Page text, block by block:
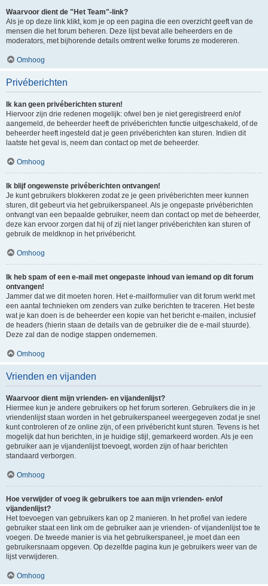
Waarvoor dient de "Het Team"-link?
Als je op deze link klikt, kom je op een pagina die een overzicht geeft van de
mensen die het forum beheren. Deze lijst bevat alle beheerders en de
moderators, met bijhorende details omtrent welke forums ze modereren.
Omhoog
Privéberichten
Ik kan geen privéberichten sturen!
Hiervoor zijn drie redenen mogelijk: ofwel ben je niet geregistreerd en/of
aangemeld, de beheerder heeft de privéberichten functie uitgeschakeld, of de
beheerder heeft ingesteld dat je geen privéberichten kan sturen. Indien dit
laatste het geval is, neem dan contact op met de beheerder.
Omhoog
Ik blijf ongewenste privéberichten ontvangen!
Je kunt gebruikers blokkeren zodat ze je geen privéberichten meer kunnen
sturen, dit gebeurt via het gebruikerspaneel. Als je ongepaste privéberichten
ontvangt van een bepaalde gebruiker, neem dan contact op met de beheerder,
deze kan ervoor zorgen dat hij of zij niet langer privéberichten kan sturen of
gebruik de meldknop in het privébericht.
Omhoog
Ik heb spam of een e-mail met ongepaste inhoud van iemand op dit forum
ontvangen!
Jammer dat we dit moeten horen. Het e-mailformulier van dit forum werkt met
een aantal technieken om zenders van zulke berichten te traceren. Het beste
wat je kan doen is de beheerder een kopie van het bericht e-mailen, inclusief
de headers (hierin staan de details van de gebruiker die de e-mail stuurde).
Deze zal dan de nodige stappen ondernemen.
Omhoog
Vrienden en vijanden
Waarvoor dient mijn vrienden- en vijandenlijst?
Hiermee kun je andere gebruikers op het forum sorteren. Gebruikers die in je
vriendenlijst staan worden in het gebruikerspaneel weergegeven zodat je snel
kunt controleren of ze online zijn, of een privébericht kunt sturen. Tevens is het
mogelijk dat hun berichten, in je huidige stijl, gemarkeerd worden. Als je een
gebruiker aan je vijandenlijst toevoegt, worden zijn of haar berichten
standaard verborgen.
Omhoog
Hoe verwijder of voeg ik gebruikers toe aan mijn vrienden- en/of
vijandenlijst?
Het toevoegen van gebruikers kan op 2 manieren. In het profiel van iedere
gebruiker staat een link om de gebruiker aan je vrienden- of vijandenlijst toe te
voegen. De tweede manier is via het gebruikerspaneel, je moet dan een
gebruikersnaam opgeven. Op dezelfde pagina kun je gebruikers weer van de
lijst verwijderen.
Omhoog